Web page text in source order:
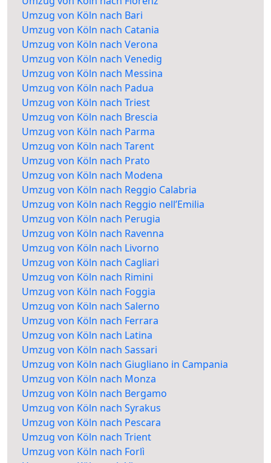
Umzug von Köln nach Bari
Umzug von Köln nach Catania
Umzug von Köln nach Verona
Umzug von Köln nach Venedig
Umzug von Köln nach Messina
Umzug von Köln nach Padua
Umzug von Köln nach Triest
Umzug von Köln nach Brescia
Umzug von Köln nach Parma
Umzug von Köln nach Tarent
Umzug von Köln nach Prato
Umzug von Köln nach Modena
Umzug von Köln nach Reggio Calabria
Umzug von Köln nach Reggio nell’Emilia
Umzug von Köln nach Perugia
Umzug von Köln nach Ravenna
Umzug von Köln nach Livorno
Umzug von Köln nach Cagliari
Umzug von Köln nach Rimini
Umzug von Köln nach Foggia
Umzug von Köln nach Salerno
Umzug von Köln nach Ferrara
Umzug von Köln nach Latina
Umzug von Köln nach Sassari
Umzug von Köln nach Giugliano in Campania
Umzug von Köln nach Monza
Umzug von Köln nach Bergamo
Umzug von Köln nach Syrakus
Umzug von Köln nach Pescara
Umzug von Köln nach Trient
Umzug von Köln nach Forlì